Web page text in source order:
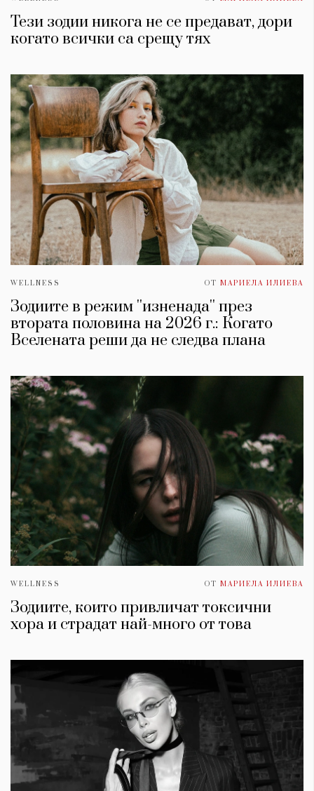
Тези зодии никога не се предават, дори
когато всички са срещу тях
WELLNESS ОТ МАРИЕЛА ИЛИЕВА
Зодиите в режим ''изненада'' през
втората половина на 2026 г.: Когато
Вселената реши да не следва плана
WELLNESS ОТ МАРИЕЛА ИЛИЕВА
Зодиите, които привличат токсични
хора и страдат най-много от това